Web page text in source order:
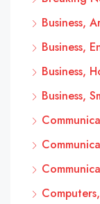
Business,
Business,
Business,
Business,